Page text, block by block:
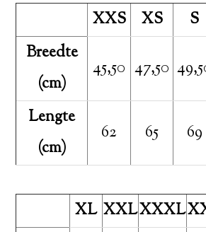
XXS XS S
Breedte
(cm)
45,50 47,50
Lengte
(cm)
62 65 69
XL XXLXXXL